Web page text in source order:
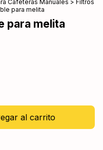
Cafeteras Manuales > Filtros
para melita
para melita